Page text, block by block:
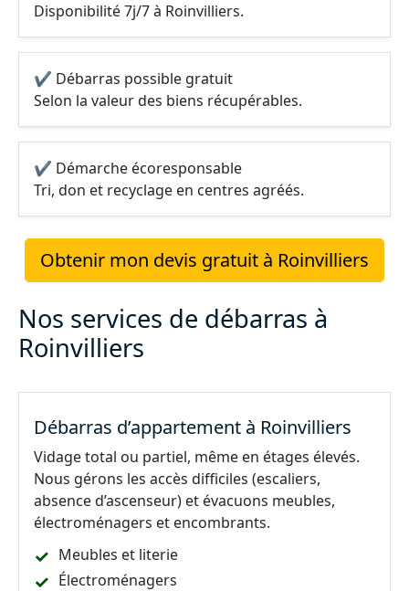
Disponibilité 7j/7 à Roinvilliers.
✔ Débarras possible gratuit
Selon la valeur des biens récupérables.
✔ Démarche écoresponsable
Tri, don et recyclage en centres agréés.
Obtenir mon devis gratuit à Roinvilliers
Nos services de débarras à
Roinvilliers
Débarras d’appartement à Roinvilliers
Vidage total ou partiel, même en étages élevés.
Nous gérons les accès difficiles (escaliers,
absence d’ascenseur) et évacuons meubles,
électroménagers et encombrants.
Meubles et literie
Électroménagers